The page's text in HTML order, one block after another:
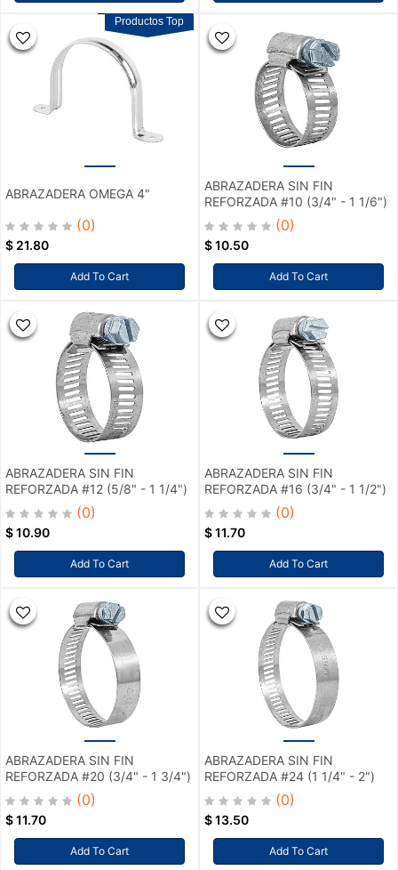
Productos Top
ABRAZADERA OMEGA 4"
(0)
$ 21.80
Add To Cart
ABRAZADERA SIN FIN
REFORZADA #10 (3/4" - 1 1/6")
(0)
$10.50
Add To Cart
ABRAZADERA SIN FIN
REFORZADA #12 (5/8" - 1 1/4")
(0)
$10.90
Add To Cart
ABRAZADERA SIN FIN
REFORZADA #16 (3/4" - 1 1/2")
(0)
$11.70
Add To Cart
ABRAZADERA SIN FIN
REFORZADA #20 (3/4" - 1 3/4")
(0)
$11.70
Add To Cart
ABRAZADERA SIN FIN
REFORZADA #24 (1 1/4" - 2")
(0)
$13.50
Add To Cart